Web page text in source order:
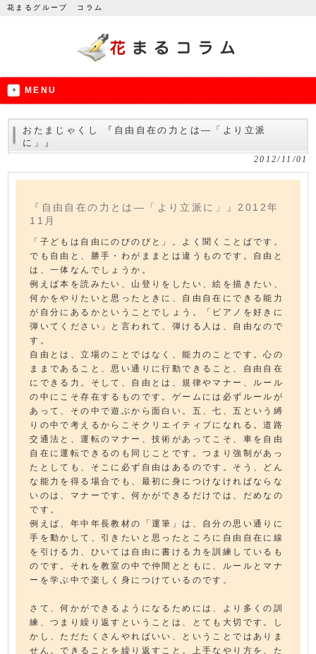
花まるグループ コラム
MENU
おたまじゃくし 『自由自在の力とは―「より立派
に」』
2012/11/01
『自由自在の力とは―「より立派に」』2012年
11月
「子どもは自由にのびのびと」。よく聞くことばです。
でも自由と、勝手・わがままとは違うものです。自由と
は、一体なんでしょうか。
例えば本を読みたい、山登りをしたい、絵を描きたい、
何かをやりたいと思ったときに、自由自在にできる能力
が自分にあるかということでしょう。「ピアノを好きに
弾いてください」と言われて、弾ける人は、自由なので
す。
自由とは、立場のことではなく、能力のことです。心の
ままであること、思い通りに行動できること、自由自在
にできる力。そして、自由とは、規律やマナー、ルール
の中にこそ存在するものです。ゲームには必ずルールが
あって、その中で遊ぶから面白い。五、七、五という縛
りの中で考えるからこそクリエイティブになれる。道路
交通法と、運転のマナー、技術があってこそ、車を自由
自在に運転できるのも同じことです。つまり強制があっ
たとしても、そこに必ず自由はあるのです。そう、どん
な能力を得る場合でも、最初に身につけなければならな
いのは、マナーです。何かができるだけでは、だめなの
です。
例えば、年中年長教材の「運筆」は、自分の思い通りに
手を動かして、引きたいと思ったところに自由自在に線
を引ける力、ひいては自由に書ける力を訓練しているも
のです。それを教室の中で仲間とともに、ルールとマナ
ーを学ぶ中で楽しく身につけているのです。
さて、何かができるようになるためには、より多くの訓
練、つまり繰り返すということは、とても大切です。し
かし、ただたくさんやればいい、ということではありま
せん。できることを繰り返すこと。上手なやり方を、た